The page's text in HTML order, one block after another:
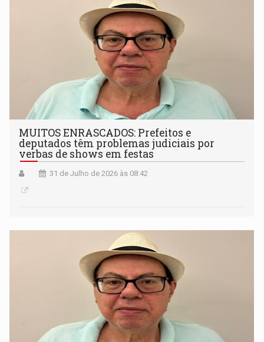
MUITOS ENRASCADOS: Prefeitos e
deputados têm problemas judiciais por
verbas de shows em festas
31 de Julho de 2026 às 08:42